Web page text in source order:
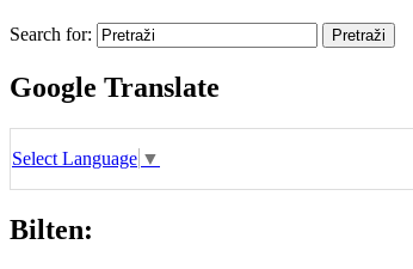
Search for:
Google Translate
Select Language ▼
Bilten: